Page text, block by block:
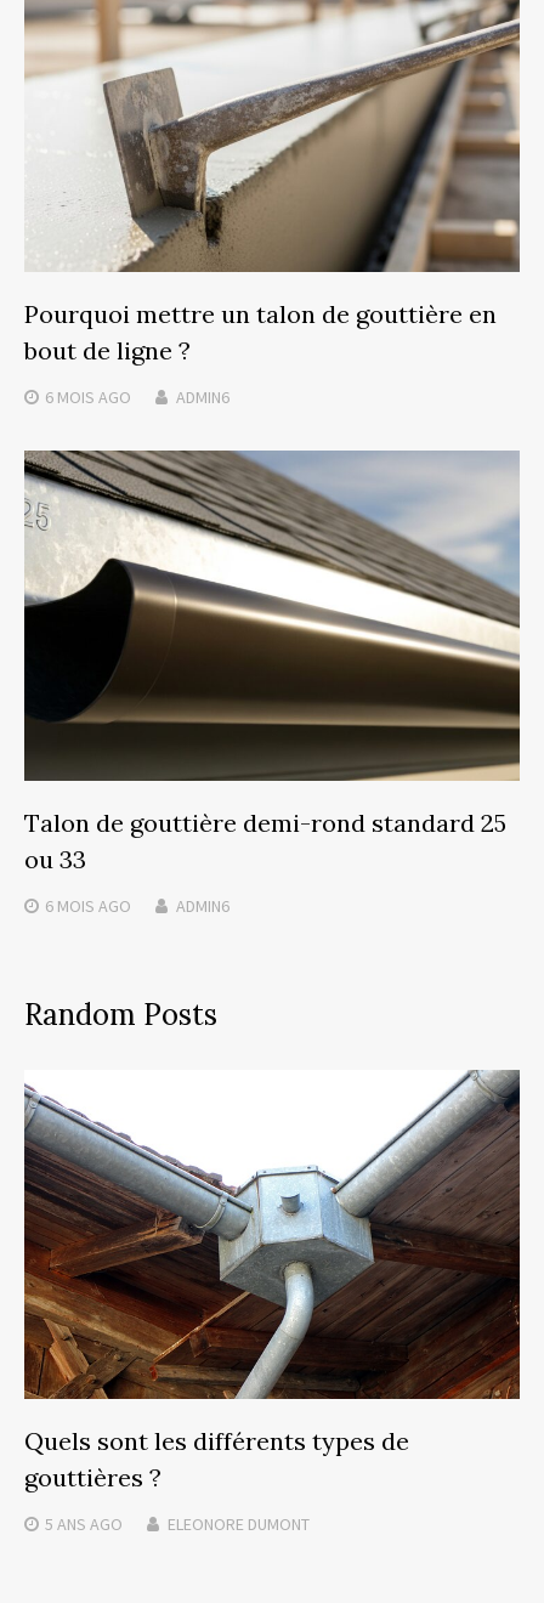
Pourquoi mettre un talon de gouttière en
bout de ligne ?
6 MOIS AGO ADMIN6
Talon de gouttière demi-rond standard 25
ou 33
6 MOIS AGO ADMIN6
Random Posts
Quels sont les différents types de
gouttières ?
5 ANS AGO ELEONORE DUMONT